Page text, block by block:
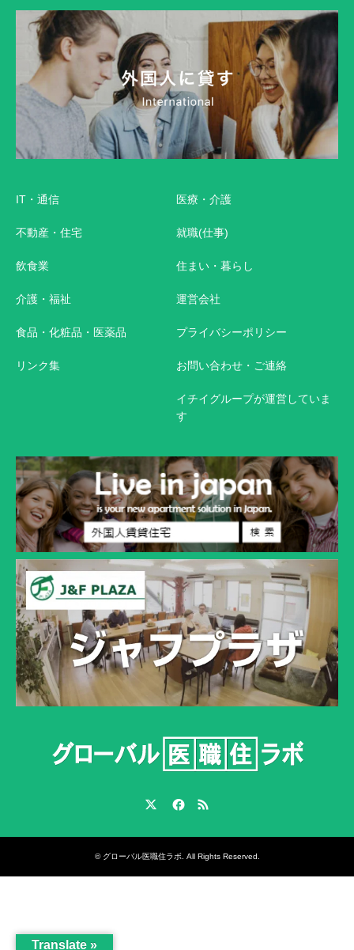
IT・通信
不動産・住宅
飲食業
介護・福祉
食品・化粧品・医薬品
リンク集
医療・介護
就職(仕事)
住まい・暮らし
運営会社
プライバシーポリシー
お問い合わせ・ご連絡
イチイグループが運営していま
す
© グローバル医職住ラボ. All Rights Reserved.
Translate »